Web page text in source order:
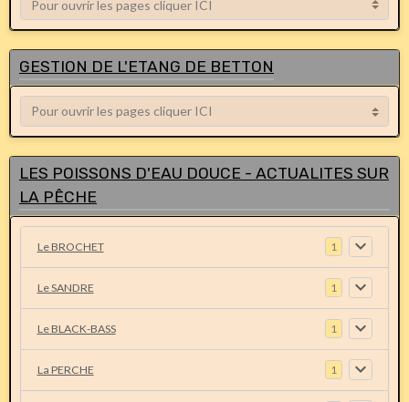
GESTION DE L'ETANG DE BETTON
LES POISSONS D'EAU DOUCE - ACTUALITES SUR
LA PÊCHE
Le BROCHET 1
Le SANDRE 1
Le BLACK-BASS 1
La PERCHE 1